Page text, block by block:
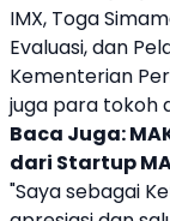
IMX, Toga
Evaluasi, dan
Kementerian
juga para tokoh
Baca Juga:
dari Startup
"Saya sebagai